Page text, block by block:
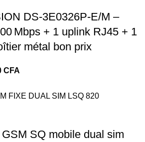
DS‑3E0326P‑E/M –
Mbps + 1 uplink RJ45 + 1
métal bon prix
CFA
SQ mobile dual sim